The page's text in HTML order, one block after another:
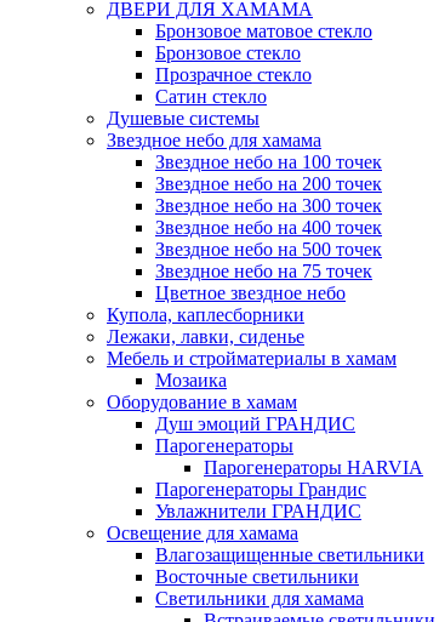
ДВЕРИ ДЛЯ ХАМАМА
Бронзовое матовое стекло
Бронзовое стекло
Прозрачное стекло
Сатин стекло
Душевые системы
Звездное небо для хамама
Звездное небо на 100 точек
Звездное небо на 200 точек
Звездное небо на 300 точек
Звездное небо на 400 точек
Звездное небо на 500 точек
Звездное небо на 75 точек
Цветное звездное небо
Купола, каплесборники
Лежаки, лавки, сиденье
Мебель и стройматериалы в хамам
Мозаика
Оборудование в хамам
Душ эмоций ГРАНДИС
Парогенераторы
Парогенераторы HARVIA
Парогенераторы Грандис
Увлажнители ГРАНДИС
Освещение для хамама
Влагозащищенные светильники
Восточные светильники
Светильники для хамама